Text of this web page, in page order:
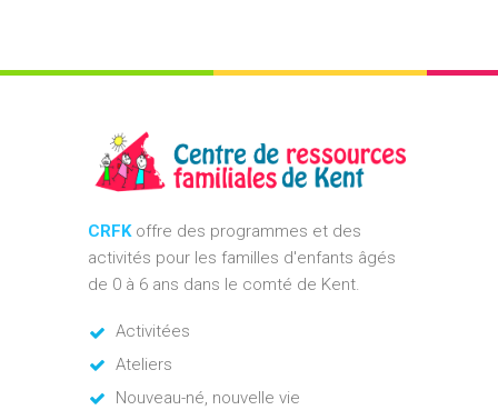
CRFKoffre des programmes et des
activités pour les familles d'enfants âgés
de 0 à 6 ans dans le comté de Kent.
Activitées
Ateliers
Nouveau-né, nouvelle vie